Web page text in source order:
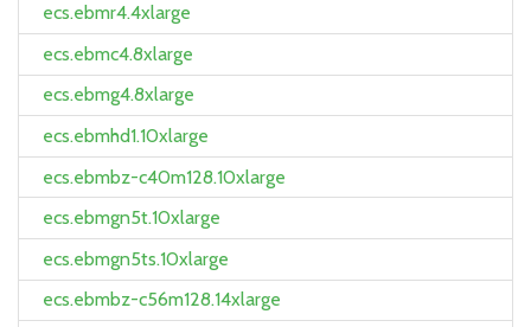
ecs.ebmr4.4xlarge
ecs.ebmc4.8xlarge
ecs.ebmg4.8xlarge
ecs.ebmhd1.10xlarge
ecs.ebmbz-c40m128.10xlarge
ecs.ebmgn5t.10xlarge
ecs.ebmgn5ts.10xlarge
ecs.ebmbz-c56m128.14xlarge